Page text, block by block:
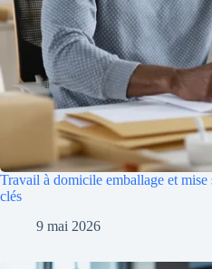
Travail à domicile emballage et
clés
9 mai 2026